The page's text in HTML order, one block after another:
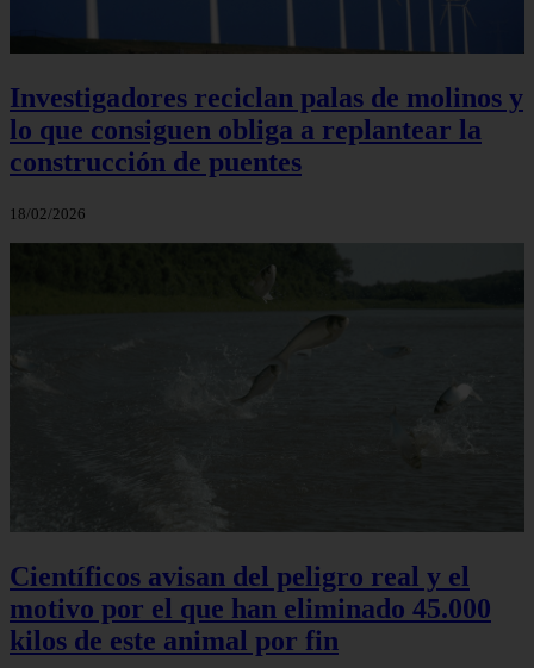
Investigadores reciclan palas de molinos y
lo que consiguen obliga a replantear la
construcción de puentes
18/02/2026
Científicos avisan del peligro real y el
motivo por el que han eliminado 45.000
kilos de este animal por fin